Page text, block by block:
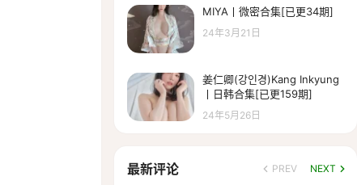
MIYA丨微密合集[已更34期]
24年3月21日
姜仁卿(강인경)Kang Inkyung
丨日韩合集[已更159期]
24年5月26日
最新评论 PREV NEXT